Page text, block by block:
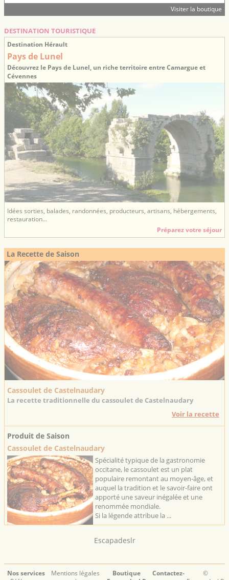
Visiter la boutique
DESTINATION TOURISTIQUE
Destination Hérault
Pays de Lunel
Découvrez le Pays de Lunel, un riche territoire entre Camargue et
Cévennes
Idées sorties, balades, randonnées, producteurs, artisans, hébergements,
restauration...
Préparez votre séjour
La Recette de Saison
Cassoulet de Castelnaudary
La recette traditionnelle du cassoulet de Castelnaudary
Voir la recette
Produit de Saison
Cassoulet de Castelnaudary
Spécialité typique de la gastronomie
occitane, le cassoulet est un plat
populaire remontant au moyen-âge, et
auquel la tradition et le savoir-faire ont
apporté une saveur inégalée et une
renommée mondiale.
Si la légende attribue la ...
Escapadeslr
Nos services
Mentions légales
Boutique
Contactez-
©